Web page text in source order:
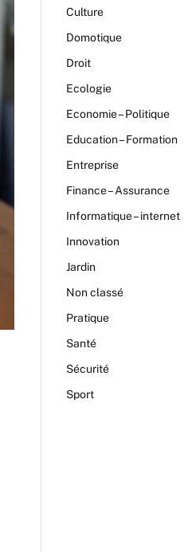
Culture
Domotique
Droit
Ecologie
Economie – Politique
Education – Formation
Entreprise
Finance – Assurance
Informatique – internet
Innovation
Jardin
Non classé
Pratique
Santé
Sécurité
Sport